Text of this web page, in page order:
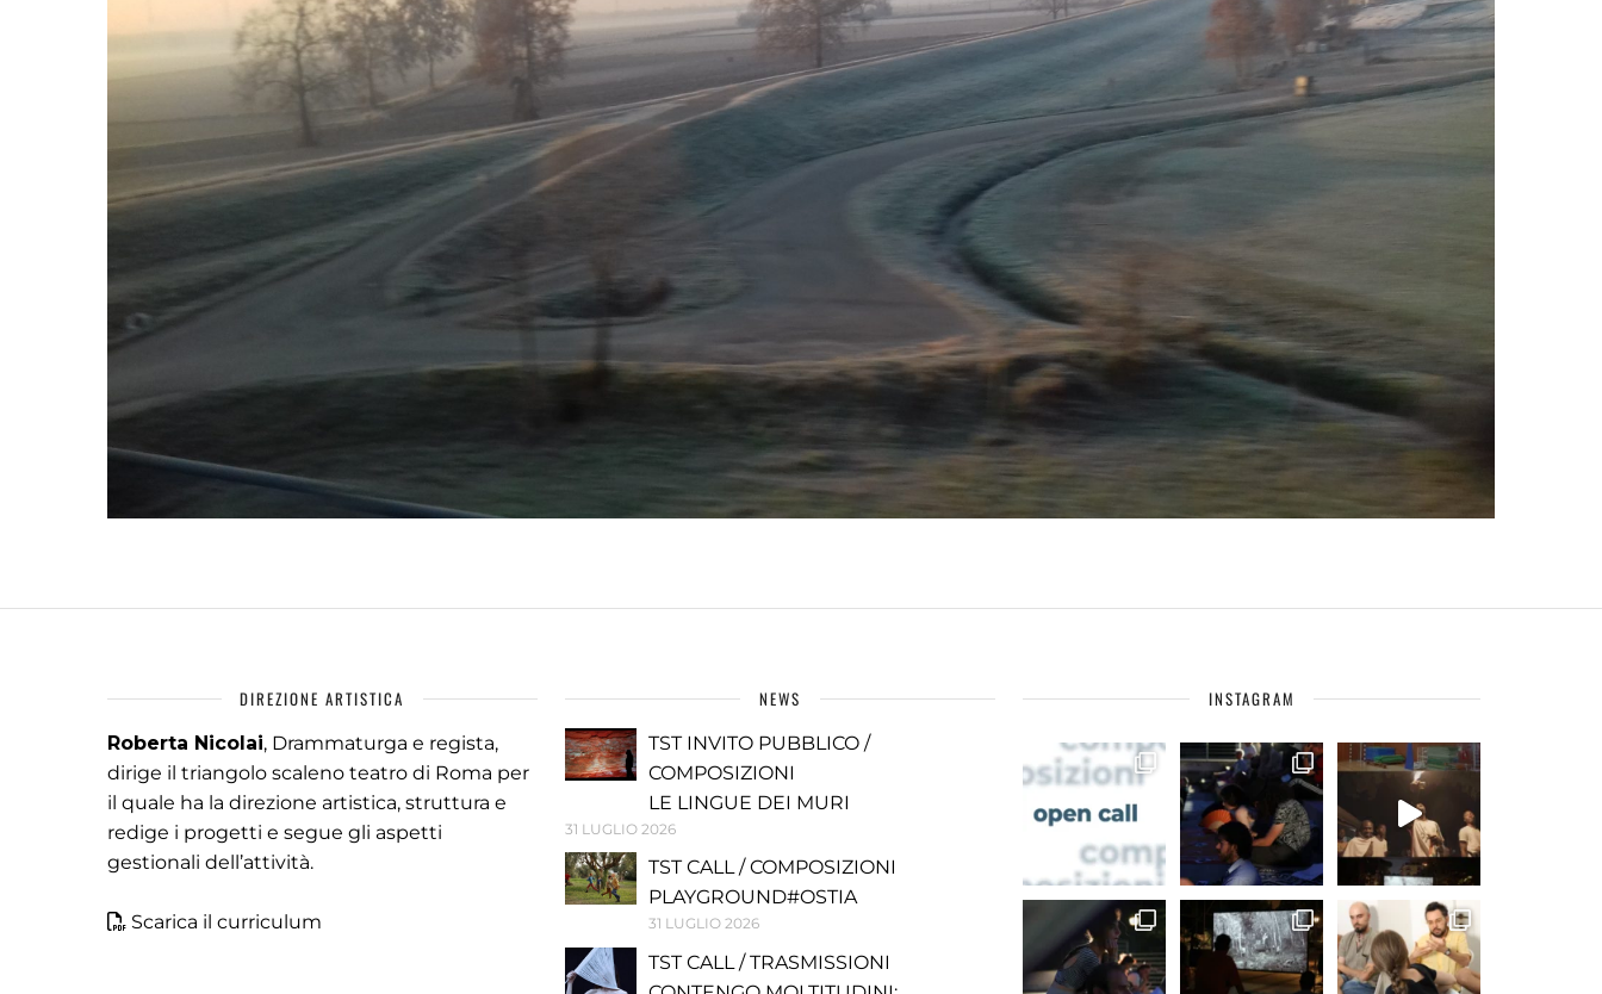
DIREZIONE ARTISTICA
Roberta Nicolai, Drammaturga e regista,
dirige il triangolo scaleno teatro di Roma per
il quale ha la direzione artistica, struttura e
redige i progetti e segue gli aspetti
gestionali dell’attività.
Scarica il curriculum
NEWS
TST INVITO PUBBLICO /
COMPOSIZIONI
LE LINGUE DEI MURI
31 LUGLIO 2026
TST CALL / COMPOSIZIONI
PLAYGROUND#OSTIA
31 LUGLIO 2026
TST CALL / TRASMISSIONI
INSTAGRAM